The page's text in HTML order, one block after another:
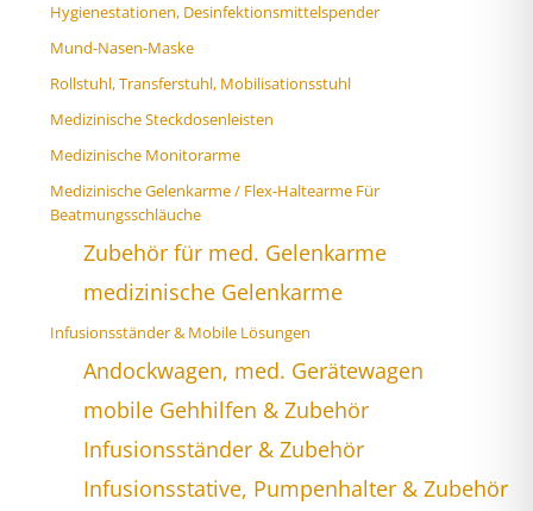
Hygienestationen, Desinfektionsmittelspender
Mund-Nasen-Maske
Rollstuhl, Transferstuhl, Mobilisationsstuhl
Medizinische Steckdosenleisten
Medizinische Monitorarme
Medizinische Gelenkarme / Flex-Haltearme Für
Beatmungsschläuche
Zubehör für med. Gelenkarme
medizinische Gelenkarme
Infusionsständer & Mobile Lösungen
Andockwagen, med. Gerätewagen
mobile Gehhilfen & Zubehör
Infusionsständer & Zubehör
Infusionsstative, Pumpenhalter & Zubehör